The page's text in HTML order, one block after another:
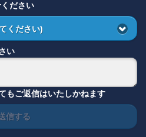
ださい
ください)
い
もご返信はいたしかねます
信する